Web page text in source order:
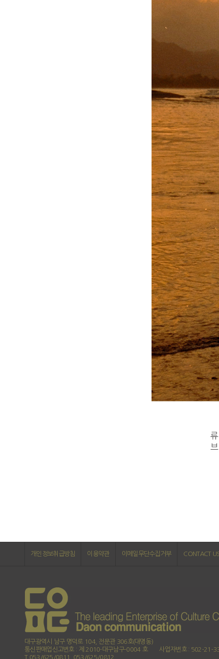
개인정보취급방침 이용약관 이메일무단수집거부 CONTACT
대구광역시 남구 명덕로 104, 전문관 306호(대명동)
통신판매업신고번호 : 제 2010-대구남구-0004 호
사업자번호 : 502-21-
T.053/625/0811, 053/625/0812